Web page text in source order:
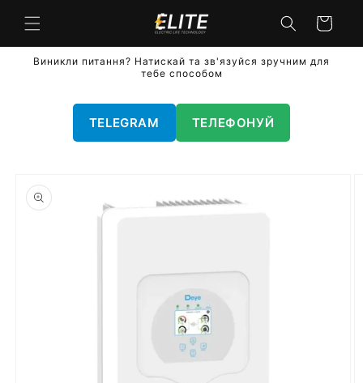
до
вмісту
кошик
Виникли питання? Натискай та зв'язуйся зручним для
тебе способом
TELEGRAM ТЕЛЕФОНУЙ
інформації
про